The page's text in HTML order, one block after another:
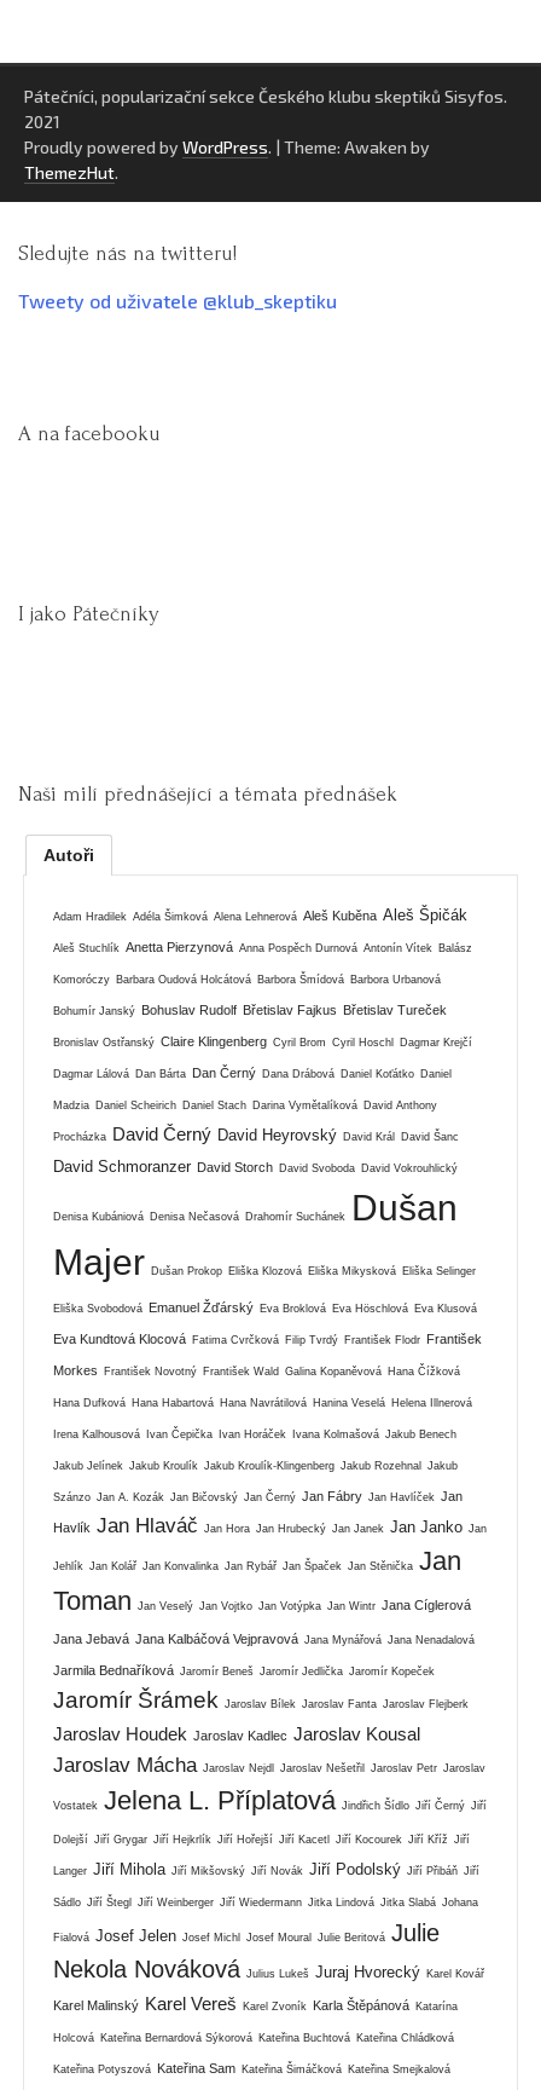
Pátečníci, popularizační sekce Českého klubu skeptiků Sisyfos.
2021
Proudly powered by WordPress. | Theme: Awaken by
ThemezHut.
Sledujte nás na twitteru!
Tweety od uživatele @klub_skeptiku
A na facebooku
I jako Pátečníky
Naši milí přednášející a témata přednášek
Autoři
Adam Hradilek Adéla Šimková Alena Lehnerová Aleš Kuběna Aleš Špičák
Aleš Stuchlík Anetta Pierzynová Anna Pospěch Durnová Antonín Vítek Balász
Komoróczy Barbara Oudová Holcátová Barbora Šmídová Barbora Urbanová
Bohumír Janský Bohuslav Rudolf Břetislav Fajkus Břetislav Tureček
Bronislav Ostřanský Claire Klingenberg Cyril Brom Cyril Hoschl Dagmar Krejčí
Dagmar Lálová Dan Bárta Dan Černý Dana Drábová Daniel Koťátko Daniel
Madzia Daniel Scheirich Daniel Stach Darina Vymětalíková David Anthony
Procházka David Černý David Heyrovský David Král David Šanc
David Schmoranzer David Storch David Svoboda David Vokrouhlický
Denisa Kubániová Denisa Nečasová Drahomír Suchánek
Dušan
Majer Dušan Prokop Eliška Klozová Eliška Mikysková Eliška Selinger
Eliška Svobodová Emanuel Žďárský Eva Broklová Eva Höschlová Eva Klusová
Eva Kundtová Klocová Fatima Cvrčková Filip Tvrdý František Flodr František
Morkes František Novotný František Wald Galina Kopaněvová Hana Čížková
Hana Dufková Hana Habartová Hana Navrátilová Hanina Veselá Helena Illnerová
Irena Kalhousová Ivan Čepička Ivan Horáček Ivana Kolmašová Jakub Benech
Jakub Jelínek Jakub Kroulík Jakub Kroulík-Klingenberg Jakub Rozehnal Jakub
Szánzo Jan A. Kozák Jan Bičovský Jan Černý Jan Fábry Jan Havlíček Jan
Havlík Jan Hlaváč Jan Hora Jan Hrubecký Jan Janek Jan Janko Jan
Jehlík Jan Kolář Jan Konvalinka Jan Rybář Jan Špaček Jan Stěnička Jan
Toman
Jan Veselý Jan Vojtko Jan Votýpka Jan Wintr Jana Cíglerová
Jana Jebavá Jana Kalbáčová Vejpravová Jana Mynářová Jana Nenadalová
Jarmila Bednaříková Jaromír Beneš Jaromír Jedlička Jaromír Kopeček
Jaromír Šrámek Jaroslav Bílek Jaroslav Fanta Jaroslav Flejberk
Jaroslav Houdek Jaroslav Kadlec Jaroslav Kousal
Jaroslav Mácha Jaroslav Nejdl Jaroslav Nešetřil Jaroslav Petr Jaroslav
Vostatek Jelena L. Příplatová Jindřich Šídlo Jiří Černý Jiří
Dolejší Jiří Grygar Jiří Hejkrlík Jiří Hořejší Jiří Kacetl Jiří Kocourek Jiří Kříž Jiří
Langer Jiří Mihola Jiří Mikšovský Jiří Novák Jiří Podolský Jiří Přibáň Jiří
Sádlo Jiří Štegl Jiří Weinberger Jiří Wiedermann Jitka Lindová Jitka Slabá Johana
Fialová Josef Jelen Josef Michl Josef Moural Julie Beritová Julie
Nekola Nováková Julius Lukeš Juraj Hvorecký Karel Kovář
Karel Malinský Karel Vereš Karel Zvoník Karla Štěpánová Katarína
Holcová Kateřina Bernardová Sýkorová Kateřina Buchtová Kateřina Chládková
Kateřina Potyszová Kateřina Sam Kateřina Šimáčková Kateřina Smejkalová